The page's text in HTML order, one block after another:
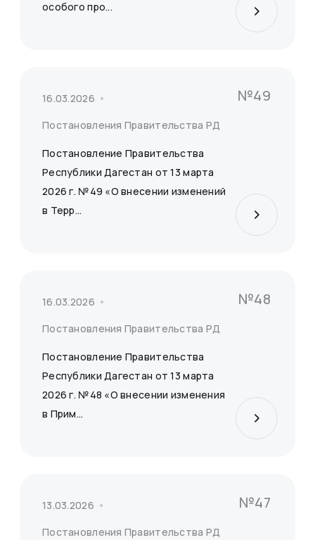
особого про...
16.03.2026
Постановления Правительства РД
№49
Постановление Правительства
Республики Дагестан от 13 марта
2026 г. №49 «О внесении изменений
в Терр...
16.03.2026
Постановления Правительства РД
№48
Постановление Правительства
Республики Дагестан от 13 марта
2026 г. №48 «О внесении изменения
в Прим...
13.03.2026
Постановления Правительства РД
№47